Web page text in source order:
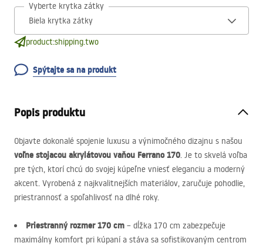
Vyberte krytka zátky
product:shipping.two
Spýtajte sa na produkt
Popis produktu
Objavte dokonalé spojenie luxusu a výnimočného dizajnu s našou
voľne stojacou akrylátovou vaňou Ferrano 170. Je to skvelá voľba
pre tých, ktorí chcú do svojej kúpeľne vniesť eleganciu a moderný
akcent. Vyrobená z najkvalitnejších materiálov, zaručuje pohodlie,
priestrannosť a spoľahlivosť na dlhé roky.
Priestranný rozmer 170 cm – dĺžka 170 cm zabezpečuje
maximálny komfort pri kúpaní a stáva sa sofistikovaným centrom